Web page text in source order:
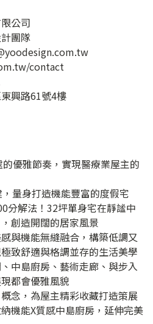
公司
團隊
contact
興路61號4樓
優雅節奏，實現醫療業屋主的
量身打造機能豐富的度假宅
分解法！32坪單身宅在靜謐中
創造開闊的居家風景
與機能無縫融合，構築低調又
致舒適與格調並存的生活美學
中島廚房、藝術走廊、與步入
都會優雅風貌
念，為屋主精彩收藏打造策展
機能X質感中島廚房，延伸完美